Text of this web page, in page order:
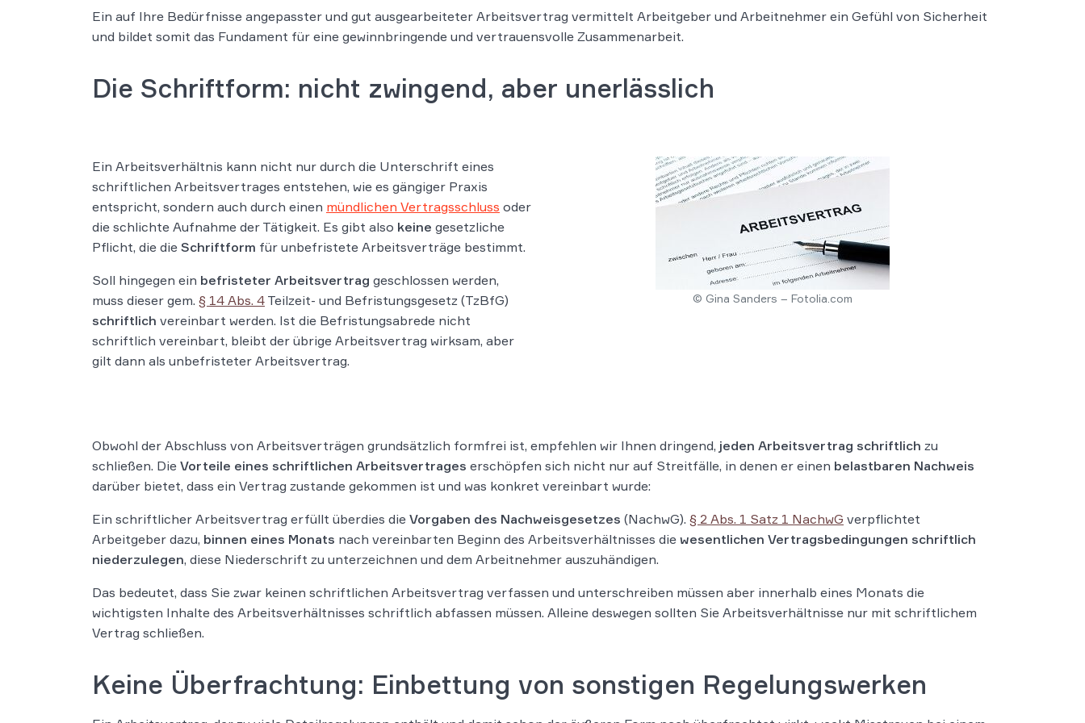
Ein auf Ihre Bedürfnisse angepasster und gut ausgearbeiteter Arbeitsvertrag vermittelt Arbeitgeber und Arbeitnehmer ein Gefühl von Sicherheit
und bildet somit das Fundament für eine gewinnbringende und vertrauensvolle Zusammenarbeit.
Die Schriftform: nicht zwingend, aber unerlässlich
Ein Arbeitsverhältnis kann nicht nur durch die Unterschrift eines
schriftlichen Arbeitsvertrages entstehen, wie es gängiger Praxis
entspricht, sondern auch durch einen mündlichen Vertragsschluss oder
die schlichte Aufnahme der Tätigkeit. Es gibt also keine gesetzliche
Pflicht, die die Schriftform für unbefristete Arbeitsverträge bestimmt.
Soll hingegen ein befristeter Arbeitsvertrag geschlossen werden,
muss dieser gem. § 14 Abs. 4 Teilzeit- und Befristungsgesetz (TzBfG)
schriftlich vereinbart werden. Ist die Befristungsabrede nicht
schriftlich vereinbart, bleibt der übrige Arbeitsvertrag wirksam, aber
gilt dann als unbefristeter Arbeitsvertrag.
© Gina Sanders – Fotolia.com
Obwohl der Abschluss von Arbeitsverträgen grundsätzlich formfrei ist, empfehlen wir Ihnen dringend, jeden Arbeitsvertrag schriftlich zu
schließen. Die Vorteile eines schriftlichen Arbeitsvertrages erschöpfen sich nicht nur auf Streitfälle, in denen er einen belastbaren Nachweis
darüber bietet, dass ein Vertrag zustande gekommen ist und was konkret vereinbart wurde:
Ein schriftlicher Arbeitsvertrag erfüllt überdies die Vorgaben des Nachweisgesetzes (NachwG). § 2 Abs. 1 Satz 1 NachwG verpflichtet
Arbeitgeber dazu, binnen eines Monats nach vereinbarten Beginn des Arbeitsverhältnisses die wesentlichen Vertragsbedingungen schriftlich
niederzulegen, diese Niederschrift zu unterzeichnen und dem Arbeitnehmer auszuhändigen.
Das bedeutet, dass Sie zwar keinen schriftlichen Arbeitsvertrag verfassen und unterschreiben müssen aber innerhalb eines Monats die
wichtigsten Inhalte des Arbeitsverhältnisses schriftlich abfassen müssen. Alleine deswegen sollten Sie Arbeitsverhältnisse nur mit schriftlichem
Vertrag schließen.
Keine Überfrachtung: Einbettung von sonstigen Regelungswerken